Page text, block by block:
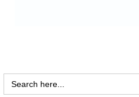
Search
for: